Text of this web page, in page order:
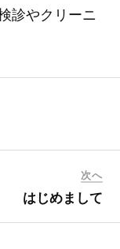
診やクリーニ
次へ
はじめまして